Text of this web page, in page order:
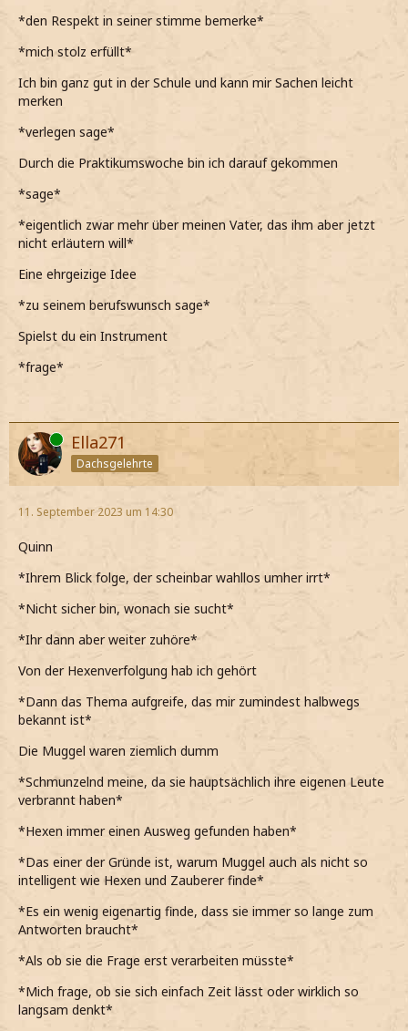
*Zugebe*
*Ihn wirklich oft geübt habe, aber nichts dergleichen
Vielleicht mache ich etwas bei der Bewegung falsch?
*Einfach Mal ins Blaue rate, da wirklich keine Ahnung
Recht studieren zu wollen*
Oh, das ist sicher echt schwer!
*Neugierig wissen will*
Ich will am liebsten Musik studieren
*Dann meinen eigenen Wunsch äußere*
Aber wenn das nicht klappt, mache ich eine Ausbildung
zum Heiler, wie meine Schwester
*Noch erklärend hinzufüge*
*Das zwar sicher auch nicht einfach wird, da mich das
Praktikum schon sehr gefordert hat*
*den Respekt in seiner stimme bemerke*
*mich stolz erfüllt*
Ich bin ganz gut in der Schule und kann mir Sachen leicht
merken
*verlegen sage*
Durch die Praktikumswoche bin ich darauf gekommen
*sage*
*eigentlich zwar mehr über meinen Vater, das ihm aber jetzt
nicht erläutern will*
Eine ehrgeizige Idee
*zu seinem berufswunsch sage*
Spielst du ein Instrument
*frage*
Online Ella271
Dachsgelehrte
11. September 2023 um 14:30
Quinn
*Ihrem Blick folge, der scheinbar wahllos umher irrt*
*Nicht sicher bin, wonach sie sucht*
*Ihr dann aber weiter zuhöre*
Von der Hexenverfolgung hab ich gehört
*Dann das Thema aufgreife, das mir zumindest halbwegs
bekannt ist*
Die Muggel waren ziemlich dumm
*Schmunzelnd meine, da sie hauptsächlich ihre eigenen Leute
verbrannt haben*
*Hexen immer einen Ausweg gefunden haben*
*Das einer der Gründe ist, warum Muggel auch als nicht so
intelligent wie Hexen und Zauberer finde*
*Es ein wenig eigenartig finde, dass sie immer so lange zum
Antworten braucht*
*Als ob sie die Frage erst verarbeiten müsste*
*Mich frage, ob sie sich einfach Zeit lässt oder wirklich so
langsam denkt*